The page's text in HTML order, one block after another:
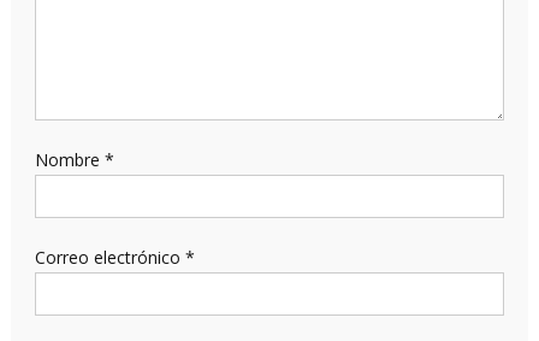
Nombre *
Correo electrónico *